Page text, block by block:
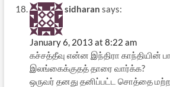
sidharan says:
January 6, 2013 at 8:22 am
கச்சத்தீவு என்ன இந்திரா காந்தியின்
இலங்கைக்குதத் தாரை வார்க்க?
ஒருவர் தனது தனிப்பட்ட சொத்தை